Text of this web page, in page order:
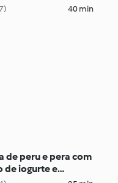
40 min
de peru e pera com
de iogurte e